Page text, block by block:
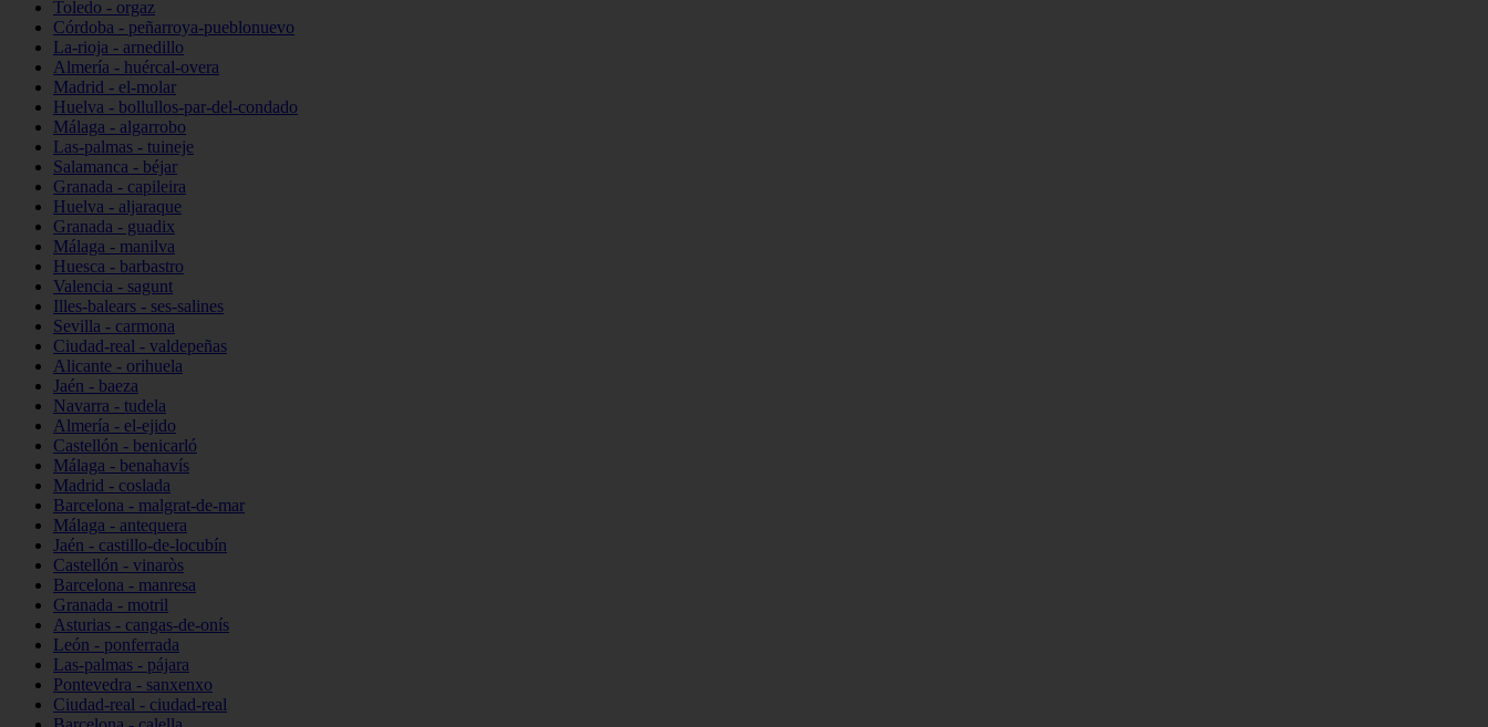
Toledo - orgaz
Córdoba - peñarroya-pueblonuevo
La-rioja - arnedillo
Almería - huércal-overa
Madrid - el-molar
Huelva - bollullos-par-del-condado
Málaga - algarrobo
Las-palmas - tuineje
Salamanca - béjar
Granada - capileira
Huelva - aljaraque
Granada - guadix
Málaga - manilva
Huesca - barbastro
Valencia - sagunt
Illes-balears - ses-salines
Sevilla - carmona
Ciudad-real - valdepeñas
Alicante - orihuela
Jaén - baeza
Navarra - tudela
Almería - el-ejido
Castellón - benicarló
Málaga - benahavís
Madrid - coslada
Barcelona - malgrat-de-mar
Málaga - antequera
Jaén - castillo-de-locubín
Castellón - vinaròs
Barcelona - manresa
Granada - motril
Asturias - cangas-de-onís
León - ponferrada
Las-palmas - pájara
Pontevedra - sanxenxo
Ciudad-real - ciudad-real